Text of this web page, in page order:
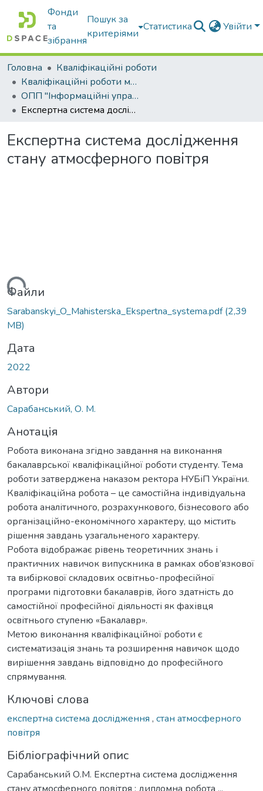
Фонди
та
зібрання
Пошук за
критеріями
Статистика Увійти
Головна
Кваліфікаційні роботи
Кваліфікаційні роботи магістрів
ОПП "Інформаційні управляючі системи та технології"
Експертна система дослідження стану атмосферного повітря
Експертна система дослідження
стану атмосферного повітря
Файли
Sarabanskyi_O_Мahisterska_Ekspertna_systema.pdf(2,39
MB)
Дата
2022
Автори
Сарабанський, О. М.
Анотація
Робота виконана згідно завдання на виконання
бакалаврської кваліфікаційної роботи студенту. Тема
роботи затверджена наказом ректора НУБіП України.
Кваліфікаційна робота – це самостійна індивідуальна
робота аналітичного, розрахункового, бізнесового або
організаційно-економічного характеру, що містить
рішення завдань узагальненого характеру.
Робота відображає рівень теоретичних знань і
практичних навичок випускника в рамках обов’язкової
та вибіркової складових освітньо-професійної
програми підготовки бакалаврів, його здатність до
самостійної професійної діяльності як фахівця
освітнього ступеню «Бакалавр».
Метою виконання кваліфікаційної роботи є
систематизація знань та розширення навичок щодо
вирішення завдань відповідно до професійного
спрямування.
Ключові слова
експертна система дослідження , стан атмосферного
повітря
Бібліографічний опис
Сарабанський О.М. Експертна система дослідження